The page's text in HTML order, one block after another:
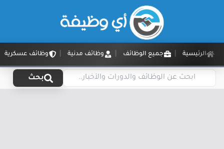
الرئيسية جميع الوظائف وظائف مدنية وظائف عسكرية
بحث